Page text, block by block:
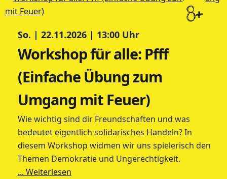
8+
So. | 22.11.2026 | 13:00 Uhr
Workshop für alle: Pfff
(Einfache Übung zum
Umgang mit Feuer)
Wie wichtig sind dir Freundschaften und was
bedeutet eigentlich solidarisches Handeln? In
diesem Workshop widmen wir uns spielerisch den
Themen Demokratie und Ungerechtigkeit.
... Weiterlesen